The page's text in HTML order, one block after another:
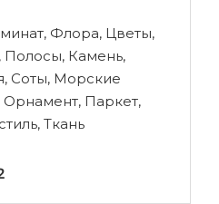
Флора, Цветы,
Полосы, Камень,
Соты, Морские
Паркет,
Ткань